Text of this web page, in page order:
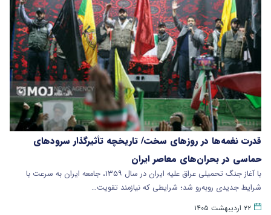
قدرت نغمه‌ها در روزهای سخت/ تاریخچه تأثیرگذار سرودهای
حماسی در بحران‌های معاصر ایران
با آغاز جنگ تحمیلی عراق علیه ایران در سال ۱۳۵۹، جامعه ایران به سرعت با
شرایط جدیدی روبه‌رو شد؛ شرایطی که نیازمند تقویت…
۲۲ اردیبهشت ۱۴۰۵